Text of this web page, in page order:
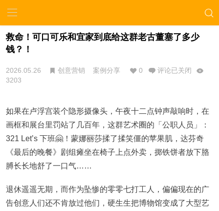
救命！可口可乐和宜家到底给这群老古董塞了多少
钱？！
2026.05.26 创意营销 案例分享 0
评论已关闭
3203
如果在卢浮宫装个隐形摄像头，午夜十二点钟声敲响时，在
画框和展台里罚站了几百年，这群艺术圈的「公职人员」：
321 Let’s 下班🤗！蒙娜丽莎揉了揉笑僵的苹果肌，达芬奇
《最后的晚餐》 剧组瘫坐在椅子上点外卖，掷铁饼者放下胳
膊长长地舒了一口气……
退休遥遥无期，而作为坠惨的零零七打工人，偏偏现在的广
告创意人们还不肯放过他们，硬生生把博物馆变成了大型艺